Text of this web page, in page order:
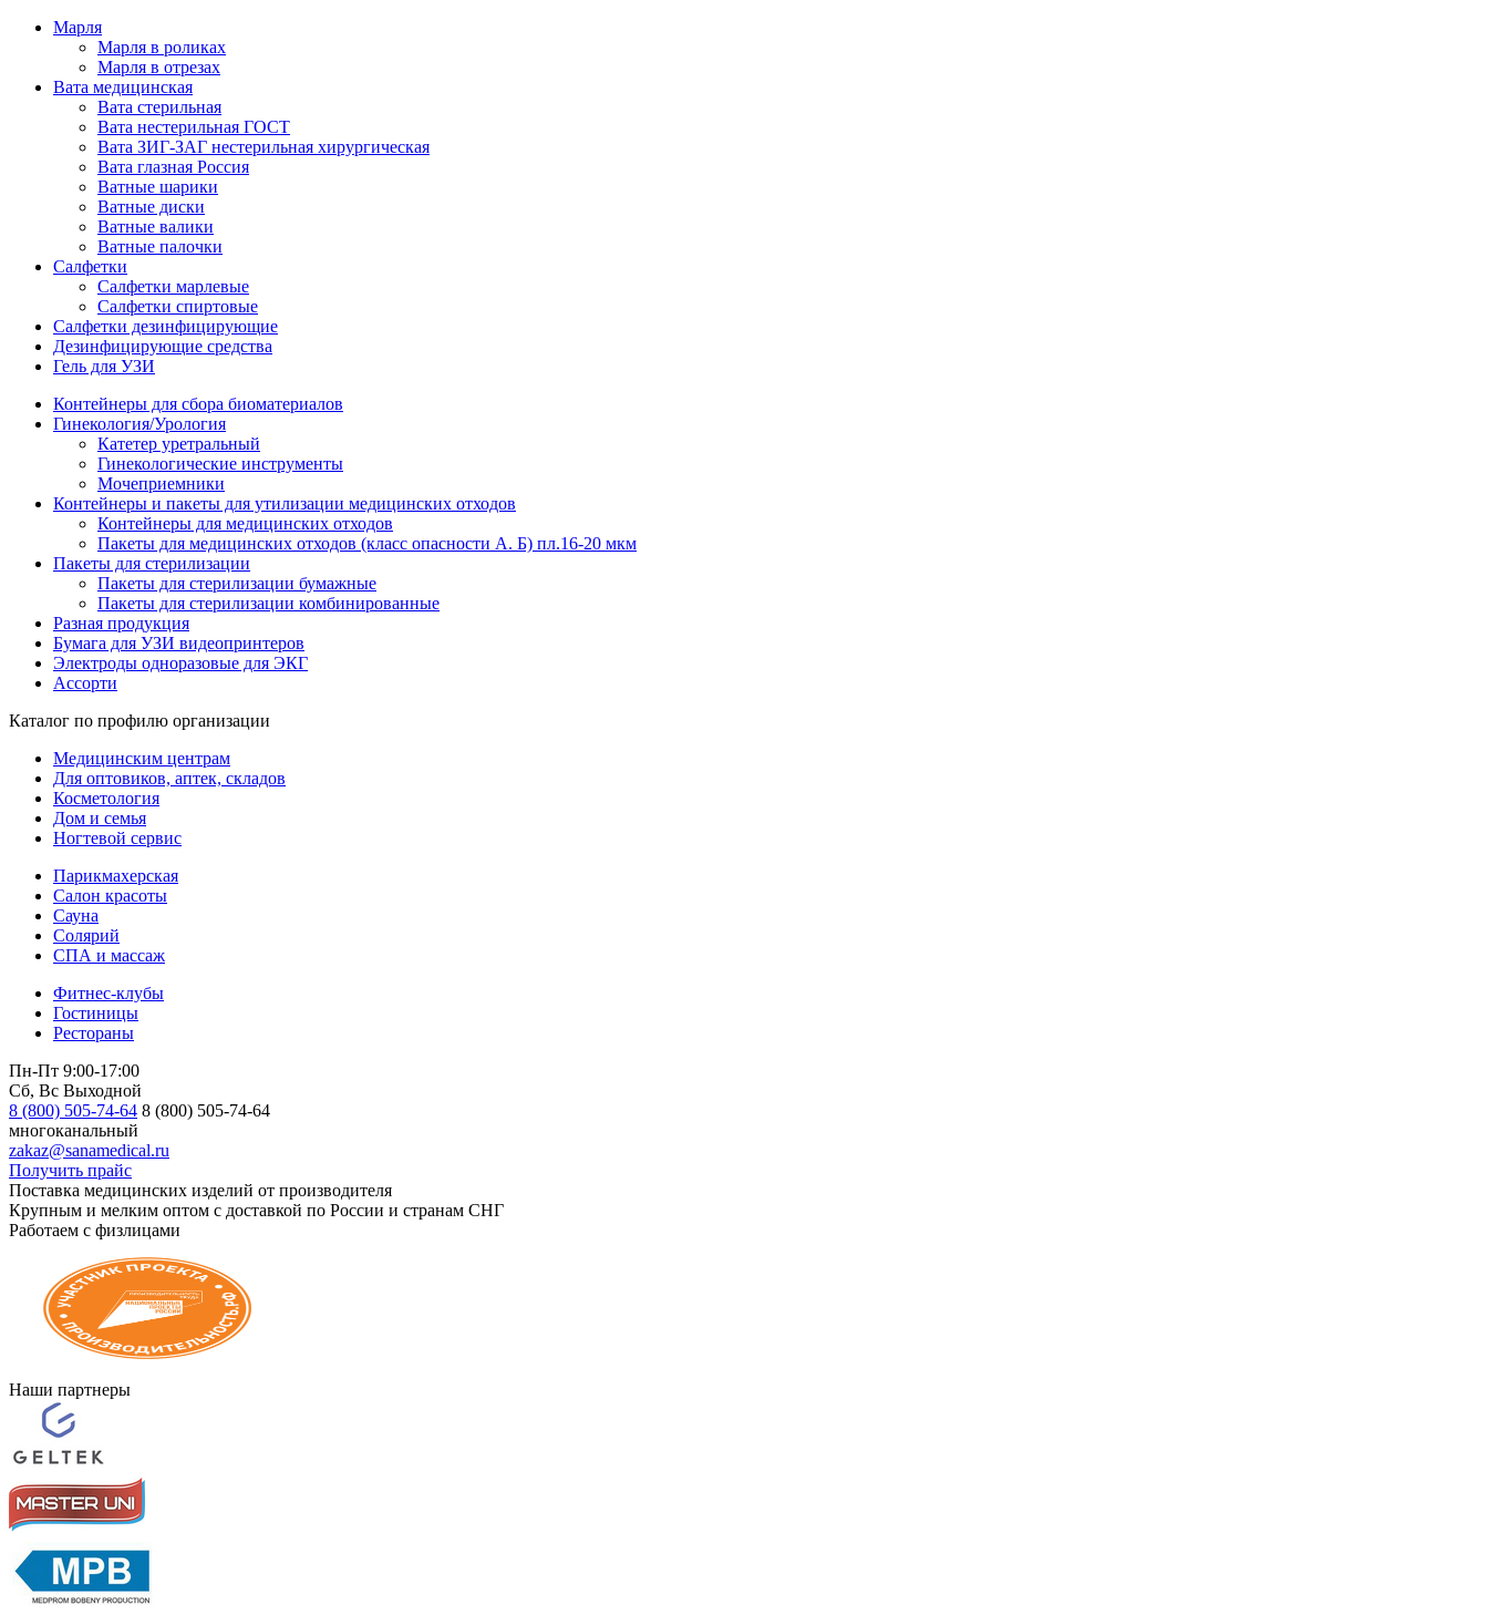
Марля
Марля в роликах
Марля в отрезах
Вата медицинская
Вата стерильная
Вата нестерильная ГОСТ
Вата ЗИГ-ЗАГ нестерильная хирургическая
Вата глазная Россия
Ватные шарики
Ватные диски
Ватные валики
Ватные палочки
Салфетки
Салфетки марлевые
Салфетки спиртовые
Салфетки дезинфицирующие
Дезинфицирующие средства
Гель для УЗИ
Контейнеры для сбора биоматериалов
Гинекология/Урология
Катетер уретральный
Гинекологические инструменты
Мочеприемники
Контейнеры и пакеты для утилизации медицинских отходов
Контейнеры для медицинских отходов
Пакеты для медицинских отходов (класс опасности А. Б) пл.16-20 мкм
Пакеты для стерилизации
Пакеты для стерилизации бумажные
Пакеты для стерилизации комбинированные
Разная продукция
Бумага для УЗИ видеопринтеров
Электроды одноразовые для ЭКГ
Ассорти
Каталог по профилю организации
Медицинским центрам
Для оптовиков, аптек, складов
Косметология
Дом и семья
Ногтевой сервис
Парикмахерская
Салон красоты
Сауна
Солярий
СПА и массаж
Фитнес-клубы
Гостиницы
Рестораны
Пн-Пт 9:00-17:00
Сб, Вс Выходной
8 (800) 505-74-64 8 (800) 505-74-64
многоканальный
zakaz@sanamedical.ru
Получить прайс
Поставка медицинских изделий от производителя
Крупным и мелким оптом с доставкой по России и странам СНГ
Работаем с физлицами
Наши партнеры